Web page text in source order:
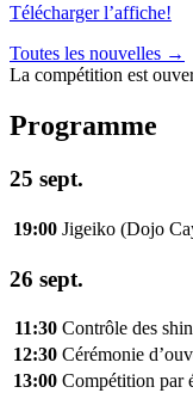
Télécharger l’affiche!
Toutes les nouvelles →
La compétition est
Programme
25 sept.
19:00 Jigeiko (Dojo
26 sept.
11:30 Contrôle des
12:30 Cérémonie
13:00 Compétition par